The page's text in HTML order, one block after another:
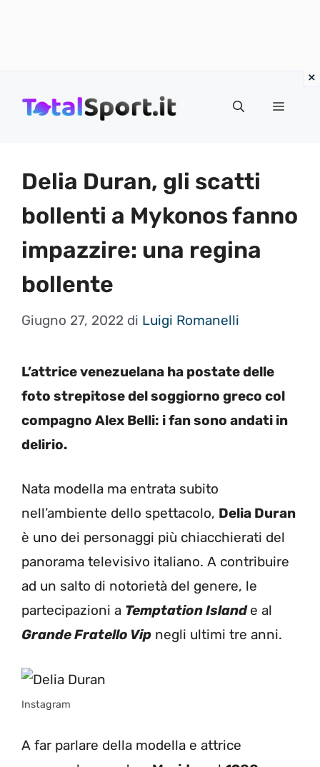
MENU
Delia Duran, gli scatti
bollenti a Mykonos fanno
impazzire: una regina
bollente
Giugno 27, 2022 di Luigi Romanelli
L’attrice venezuelana ha postate delle
foto strepitose del soggiorno greco col
compagno Alex Belli: i fan sono andati in
delirio.
Nata modella ma entrata subito
nell’ambiente dello spettacolo, Delia Duran
è uno dei personaggi più chiacchierati del
panorama televisivo italiano. A contribuire
ad un salto di notorietà del genere, le
partecipazioni a Temptation Islande al
Grande Fratello Vip negli ultimi tre anni.
Instagram
A far parlare della modella e attrice